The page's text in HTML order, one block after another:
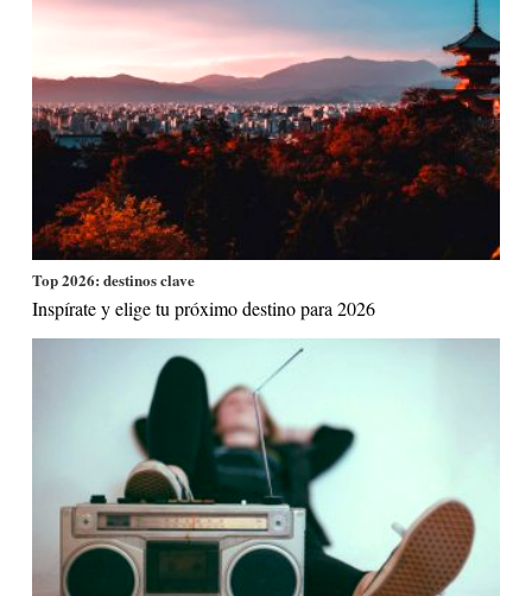
Top 2026: destinos clave
Inspírate y elige tu próximo destino para 2026